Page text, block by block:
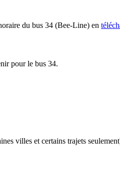
du bus 34 (Bee-Line) en
pour le bus 34.
villes et certains trajets